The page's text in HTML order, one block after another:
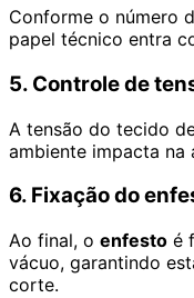
Conforme o número
papel técnico entra
5. Controle de
A tensão do tecido
ambiente impacta na
6. Fixação do
Ao final, o enfesto é
vácuo, garantindo
corte.